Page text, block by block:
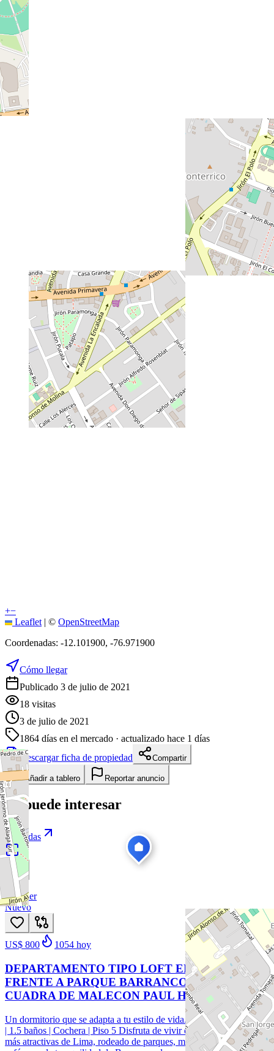
+−
Leaflet | © OpenStreetMap
Coordenadas: -12.101900, -76.971900
Cómo llegar
Publicado 3 de julio de 2021
18 visitas
3 de julio de 2021
1864 días en el mercado · actualizado hace 1 días
Descargar ficha de propiedad
Compartir
Añadir a tablero Reportar anuncio
Te puede interesar
Ver todas
13
Alquiler
Nuevo
US$ 800 1054 hoy
DEPARTAMENTO TIPO LOFT EN ALQUILER
FRENTE A PARQUE BARRANCO A UNA
CUADRA DE MALECON PAUL HARRIS
Un dormitorio que se adapta a tu estilo de vida. 74 m² | 1 dormitorio
| 1.5 baños | Cochera | Piso 5 Disfruta de vivir en una de las zonas
más atractivas de Lima, rodeado de parques, malecón, restaurantes y